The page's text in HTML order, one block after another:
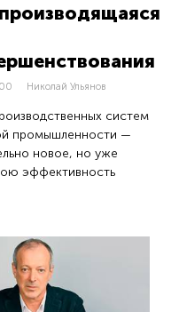
Николай Ульянов
систем
промышленности —
новое, но уже
эффективность